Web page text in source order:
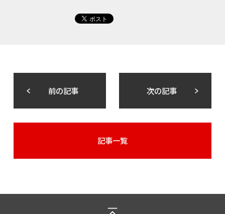
前の記事 次の記事
記事一覧